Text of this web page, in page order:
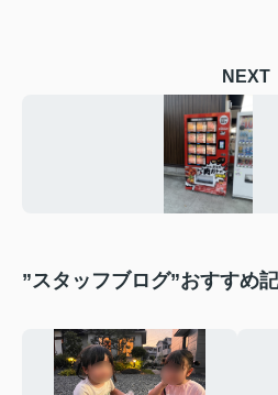
NEXT
”スタッフブログ”おすすめ